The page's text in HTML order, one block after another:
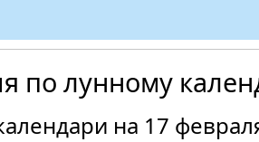
по лунному
на 17